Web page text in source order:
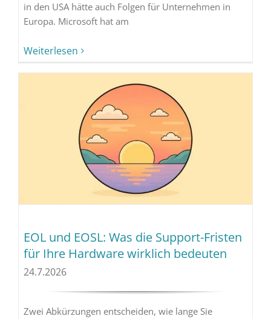
in den USA hätte auch Folgen für Unternehmen in
Europa. Microsoft hat am
Weiterlesen
EOL und EOSL: Was die Support-Fristen
für Ihre Hardware wirklich bedeuten
24.7.2026
Zwei Abkürzungen entscheiden, wie lange Sie